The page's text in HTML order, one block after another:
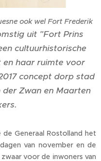
ook wel Fort Frederik
uit "Fort Prins
cultuurhistorische
haar ruimte voor
concept dorp stad
Zwan en Maarten
Generaal Rostolland het
van november en de
voor de inwoners van